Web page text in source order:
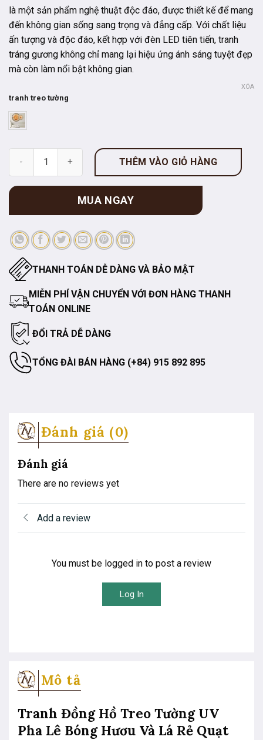
là một sản phẩm nghệ thuật độc đáo, được thiết kế để mang
đến không gian sống sang trọng và đẳng cấp. Với chất liệu
ấn tượng và độc đáo, kết hợp với đèn LED tiên tiến, tranh
tráng gương không chỉ mang lại hiệu ứng ánh sáng tuyệt đẹp
mà còn làm nổi bật không gian.
tranh treo tường
XÓA
Tranh Đồng Hồ Treo Tường UV Pha Lê Bóng Hươu Và Lá Rẻ
THÊM VÀO GIỎ HÀNG
MUA NGAY
THANH TOÁN DỄ DÀNG VÀ BẢO MẬT
MIỄN PHÍ VẬN CHUYỂN VỚI ĐƠN HÀNG THANH
TOÁN ONLINE
ĐỔI TRẢ DỄ DÀNG
TỔNG ĐÀI BÁN HÀNG (+84) 915 892 895
Đánh giá (0)
Đánh giá
There are no reviews yet
Add a review
You must be logged in to post a review
Log In
Mô tả
Tranh Đồng Hồ Treo Tường UV
Pha Lê Bóng Hươu Và Lá Rẻ Quạt